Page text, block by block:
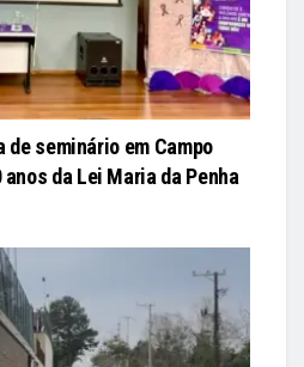
seminário em Campo
da Lei Maria da Penha